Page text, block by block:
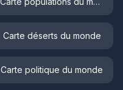
Carte déserts du monde
Carte politique du monde